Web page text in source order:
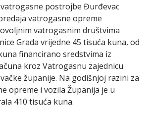
postrojbe Đurđevac
vatrogasne opreme
vatrogasnim društvima
Grada vrijedne 45 tisuća kuna, od
financirano sredstvima iz
kroz Vatrogasnu zajednicu
županije. Na godišnjoj razini za
opreme i vozila Županija je u
410 tisuća kuna.